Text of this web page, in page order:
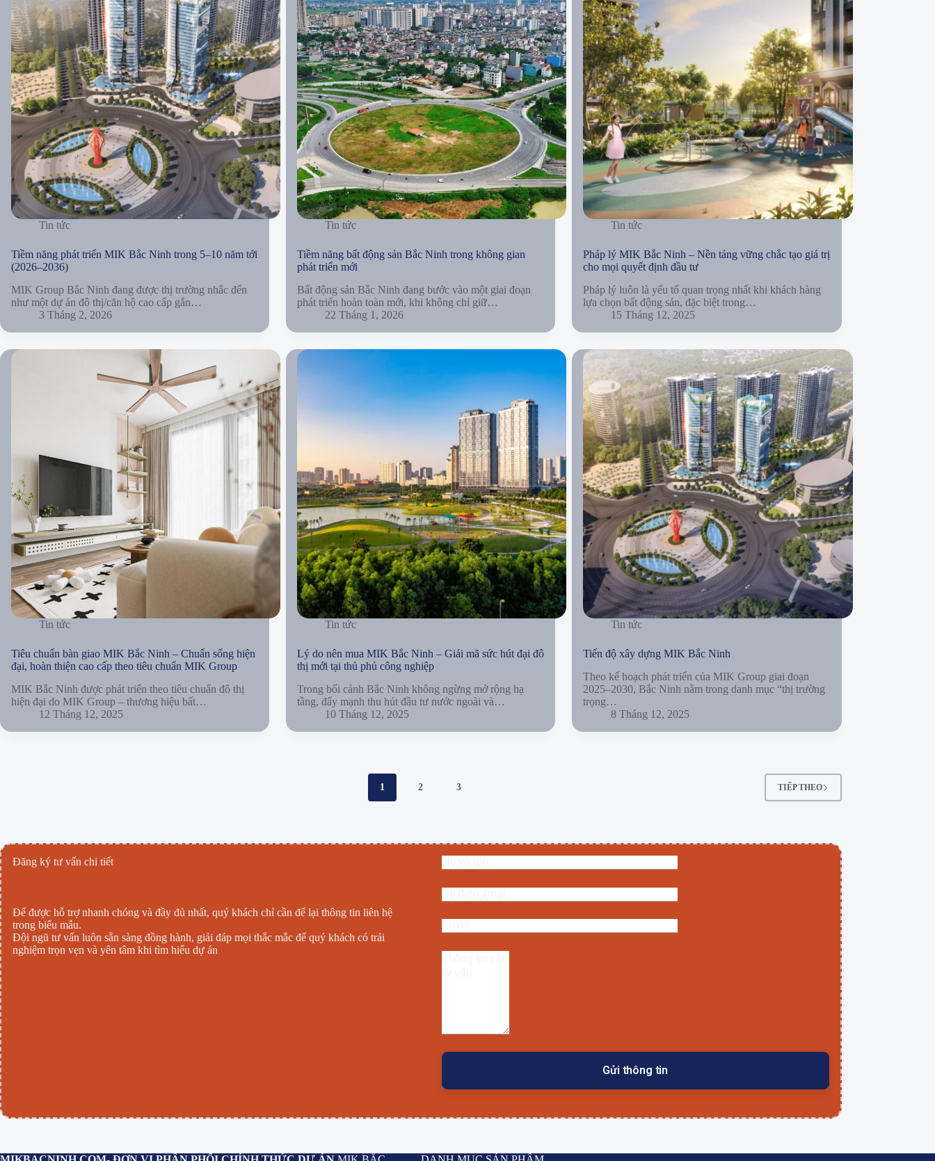
Tin tức
Tiềm năng phát triển MIK Bắc Ninh trong 5–10 năm tới
(2026–2036)
MIK Group Bắc Ninh đang được thị trường nhắc đến
như một dự án đô thị/căn hộ cao cấp gắn…
3 Tháng 2, 2026
Tin tức
Tiềm năng bất động sản Bắc Ninh trong không gian
phát triển mới
Bất động sản Bắc Ninh đang bước vào một giai đoạn
phát triển hoàn toàn mới, khi không chỉ giữ…
22 Tháng 1, 2026
Tin tức
Pháp lý MIK Bắc Ninh – Nền tảng vững chắc tạo giá trị
cho mọi quyết định đầu tư
Pháp lý luôn là yếu tố quan trọng nhất khi khách hàng
lựa chọn bất động sản, đặc biệt trong…
15 Tháng 12, 2025
Tin tức
Tiêu chuẩn bàn giao MIK Bắc Ninh – Chuẩn sống hiện
đại, hoàn thiện cao cấp theo tiêu chuẩn MIK Group
MIK Bắc Ninh được phát triển theo tiêu chuẩn đô thị
hiện đại do MIK Group – thương hiệu bất…
12 Tháng 12, 2025
Tin tức
Lý do nên mua MIK Bắc Ninh – Giải mã sức hút đại đô
thị mới tại thủ phủ công nghiệp
Trong bối cảnh Bắc Ninh không ngừng mở rộng hạ
tầng, đẩy mạnh thu hút đầu tư nước ngoài và…
10 Tháng 12, 2025
Tin tức
Tiến độ xây dựng MIK Bắc Ninh
Theo kế hoạch phát triển của MIK Group giai đoạn
2025–2030, Bắc Ninh nằm trong danh mục “thị trường
trọng…
8 Tháng 12, 2025
1 2 3 TIẾP THEO
Đăng ký tư vấn chi tiết
Để được hỗ trợ nhanh chóng và đầy đủ nhất, quý khách chỉ cần để lại thông tin liên hệ
trong biểu mẫu.
Đội ngũ tư vấn luôn sẵn sàng đồng hành, giải đáp mọi thắc mắc để quý khách có trải
nghiệm trọn vẹn và yên tâm khi tìm hiểu dự án